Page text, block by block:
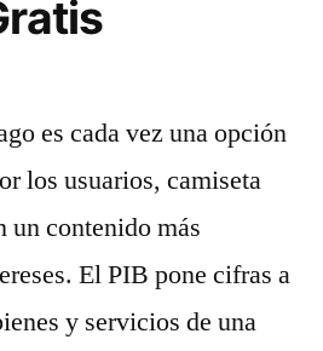
es cada vez una opción
los usuarios, camiseta
un contenido más
El PIB pone cifras a
y servicios de una